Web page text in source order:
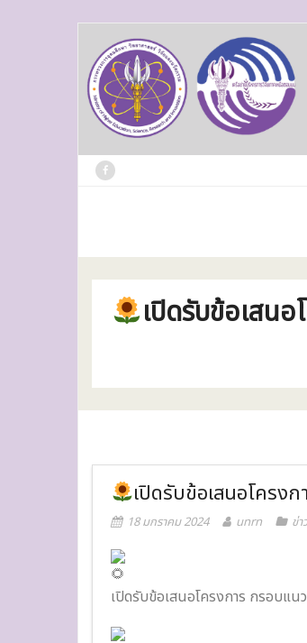
content
เปิดรับข้อเสน
เปิดรับข้อเสนอโครง
18 มกราคม 2024 unrn ข่
เปิดรับข้อเสนอโครงการ กรอบแ